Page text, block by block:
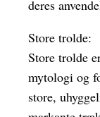
deres
Store trolde:
Store trolde
mytologi og
store,